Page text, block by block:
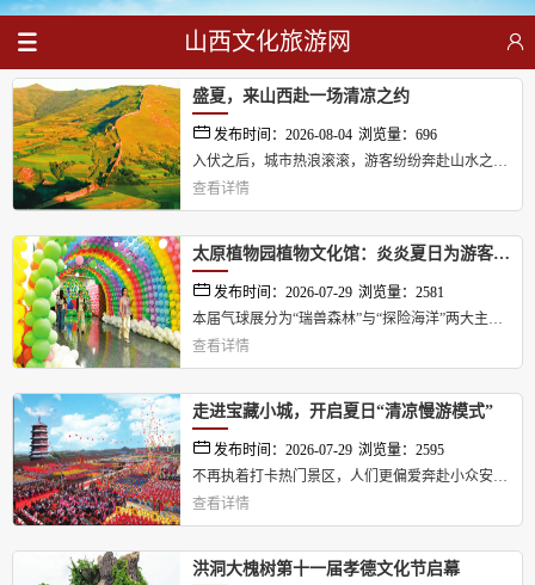
山西文化旅游网
盛夏，来山西赴一场清凉之约
发布时间：2026-08-04 浏览量：696
入伏之后，城市热浪滚滚，游客纷纷奔赴山水之
间，觅一份清凉。...
查看详情
太原植物园植物文化馆：炎炎夏日为游客送来欢乐
发布时间：2026-07-29 浏览量：2581
本届气球展分为“瑞兽森林”与“探险海洋”两大主题
展区，上百万个缤纷气球巧妙编织，将浪漫童趣与
乐。...
查看详情
走进宝藏小城，开启夏日“清凉慢游模式”
发布时间：2026-07-29 浏览量：2595
不再执着打卡热门景区，人们更偏爱奔赴小众安静
的小城短途出游，在舒缓的节奏里卸下日常压力，
查看详情
洪洞大槐树第十一届孝德文化节启幕